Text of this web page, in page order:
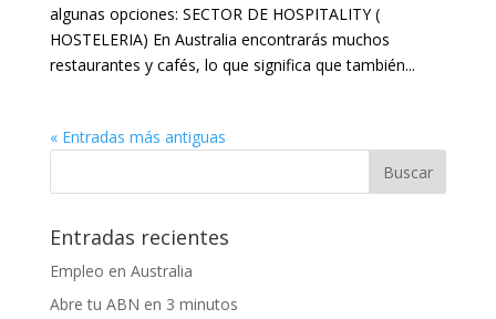
algunas opciones: SECTOR DE HOSPITALITY (
HOSTELERIA) En Australia encontrarás muchos
restaurantes y cafés, lo que significa que también...
« Entradas más antiguas
Entradas recientes
Empleo en Australia
Abre tu ABN en 3 minutos